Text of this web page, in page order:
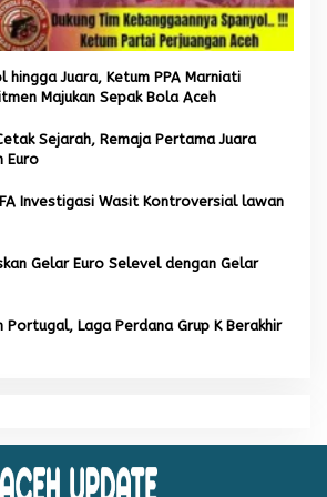
hingga Juara, Ketum PPA Marniati
Majukan Sepak Bola Aceh
Sejarah, Remaja Pertama Juara
Euro
Investigasi Wasit Kontroversial lawan
Gelar Euro Selevel dengan Gelar
Portugal, Laga Perdana Grup K Berakhir